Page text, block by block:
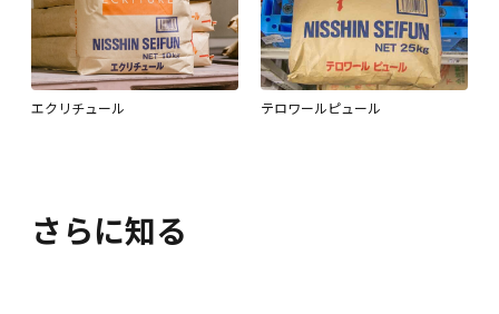
エクリチュール テロワールピュール
さらに知る